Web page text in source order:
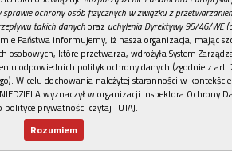
ochrony osób fizycznych w związku z
takich danychoraz uchylenia Dyrektywy 95/46/WE
Państwa informujemy, iż nasza organizacja, mając
osobowych, które przetwarza, wdrożyła System
odpowiednich polityk ochrony danych (zgodnie z art.
W celu dochowania należytej staranności w
wyznaczył w organizacji Inspektora Ochrony
polityce prywatności czytaj TUTAJ.
Rozumiem